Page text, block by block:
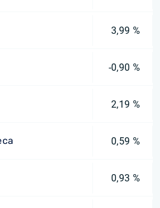
3,99 %
-0,90 %
2,19 %
0,59 %
0,93 %